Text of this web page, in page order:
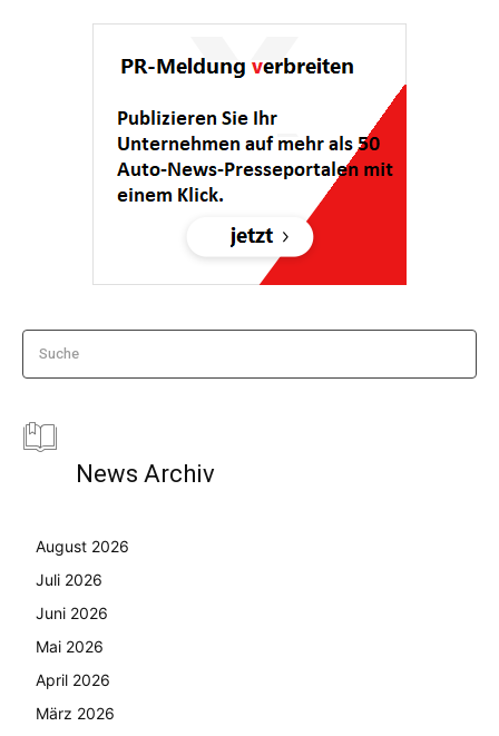
Suche
News Archiv
August 2026
Juli 2026
Juni 2026
Mai 2026
April 2026
März 2026